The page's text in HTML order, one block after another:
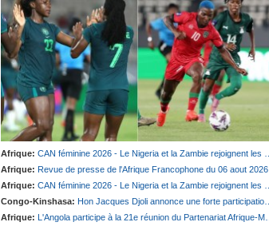
Afrique: CAN féminine 2026 - Le Nigeria et la Zambie rejoignent les quarts de finale
Afrique: Revue de presse de l'Afrique Francophone du 06 aout 2026
Afrique: CAN féminine 2026 - Le Nigeria et la Zambie rejoignent les quarts de finale
Congo-Kinshasa: Hon Jacques Djoli annonce une forte participation du pays à la Conférence des présidents de parlements à Midrand
Afrique: L'Angola participe à la 21e réunion du Partenariat Afrique-Monde arabe au Caire